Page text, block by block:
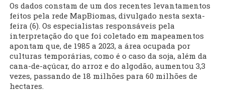
Os dados constam de um dos recentes levantamentos
feitos pela rede MapBiomas, divulgado nesta sexta-
feira (6). Os especialistas responsáveis pela
interpretação do que foi coletado em mapeamentos
apontam que, de 1985 a 2023, a área ocupada por
culturas temporárias, como é o caso da soja, além da
cana-de-açúcar, do arroz e do algodão, aumentou 3,3
vezes, passando de 18 milhões para 60 milhões de
hectares.